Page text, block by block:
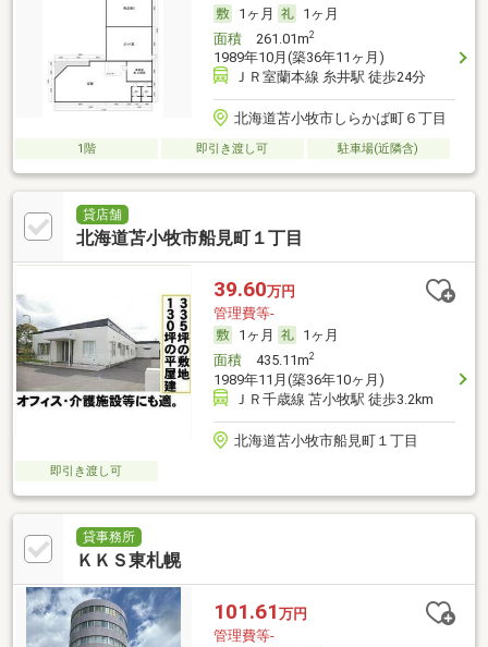
1ヶ月
1ヶ月
面積261.01m2
1989年10月(築36年11ヶ月)
ＪＲ室蘭本線 糸井駅 徒歩24分
北海道苫小牧市しらかば町６丁目
1階 即引き渡し可 駐車場(近隣含)
貸店舗
北海道苫小牧市船見町１丁目
39.60万円
管理費等-
1ヶ月
1ヶ月
面積435.11m2
1989年11月(築36年10ヶ月)
ＪＲ千歳線 苫小牧駅 徒歩3.2km
北海道苫小牧市船見町１丁目
即引き渡し可
貸事務所
ＫＫＳ東札幌
101.61 万円
管理費等-